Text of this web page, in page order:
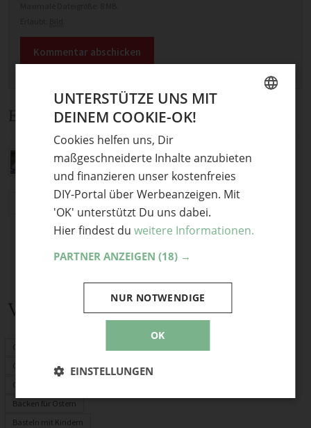
Ein Kommentar
Diese Idee ist so genial :)!
Doerte · 29. März 2018 um 07:53
Verwandte Themen
Osterdeko
Ostereier
Osterhase
Backen für Ostern
Basteln mit Kindern
UNTERSTÜTZE UNS MIT
DEINEM COOKIE-OK!
Cookies helfen uns, Dir
maßgeschneiderte Inhalte anzubieten
und finanzieren unser kostenfreies
DIY-Portal über Werbeanzeigen. Mit
'OK' unterstützt Du uns dabei.
Hier findest du weitere Informationen.
PARTNER ANZEIGEN (18) →
OK
NUR NOTWENDIGE
EINSTELLUNGEN